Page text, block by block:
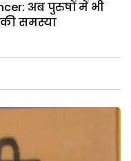
अब पुरुषों में भी
समस्या